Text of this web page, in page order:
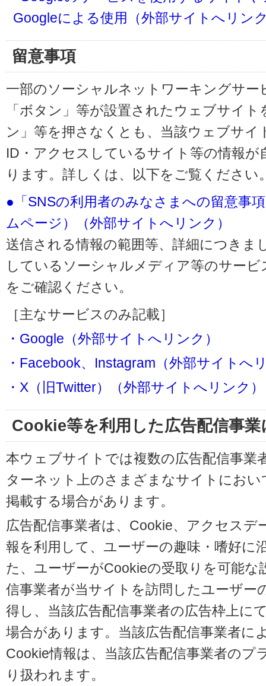
Googleによる使用（外部サイトへリン
留意事項
一部のソーシャルネットワーキングサー
「ボタン」等が設置されたウェブサイ
ン」等を押さなくとも、当該ウェブサイ
ID・アクセスしているサイト等の情報
ります。詳しくは、以下をご覧ください
●「SNSの利用者のみなさまへの留意事
ムページ）（外部サイトへリンク）
送信される情報の範囲等、詳細につきま
しているソーシャルメディア等のサー
をご確認ください。
［主なサービスのみ記載］
・Google（外部サイトへリンク）
・Facebook、Instagram（外部サイトへ
・X（旧Twitter）（外部サイトへリンク）
Cookie等を利用した広告配信事
本ウェブサイトでは複数の広告配信事業
ターネット上のさまざまなサイトにお
掲載する場合があります。
広告配信事業者は、Cookie、アクセスデ
報を利用して、ユーザーの趣味・嗜好に
た、ユーザーがCookieの受取りを可能
信事業者が当サイトを訪問したユーザー
得し、当該広告配信事業者の広告枠上に
場合があります。当該広告配信事業者に
Cookie情報は、当該広告配信事業者のプ
り扱われます。